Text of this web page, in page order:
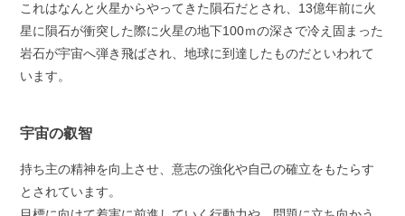
これはなんと火星からやってきた隕石だとされ、13億年前に火
星に隕石が衝突した際に火星の地下100ｍの深さで冷え固まった
岩石が宇宙へ弾き飛ばされ、地球に到達したものだといわれて
います。
宇宙の叡智
持ち主の精神を向上させ、意志の強化や自己の確立をもたらす
とされています。